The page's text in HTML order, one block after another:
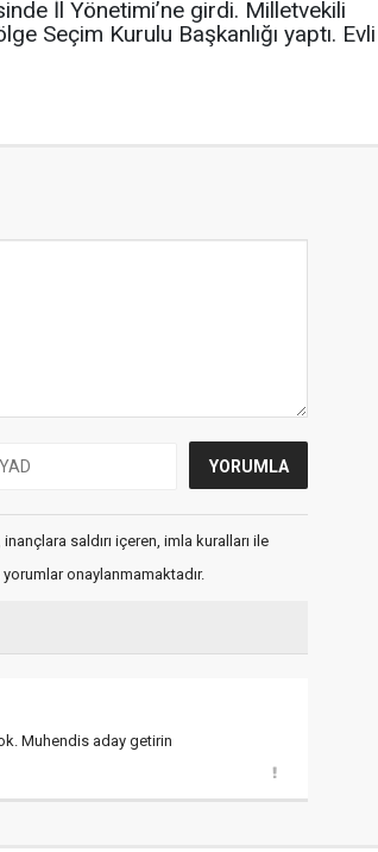
İl Yönetimi’ne girdi. Milletvekili
Seçim Kurulu Başkanlığı yaptı. Evli
saldırı içeren, imla kuralları ile
onaylanmamaktadır.
Muhendis aday getirin